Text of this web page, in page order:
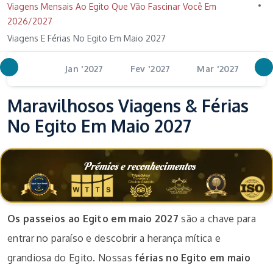
Viagens Mensais Ao Egito Que Vão Fascinar Você Em
2026/2027
Viagens E Férias No Egito Em Maio 2027
Jan '2027 Fev '2027 Mar '2027
Maravilhosos Viagens & Férias
No Egito Em Maio 2027
Prémios e reconhecimentos
Os passeios ao Egito em maio 2027 são a chave para
entrar no paraíso e descobrir a herança mítica e
grandiosa do Egito. Nossasférias no Egito em maio